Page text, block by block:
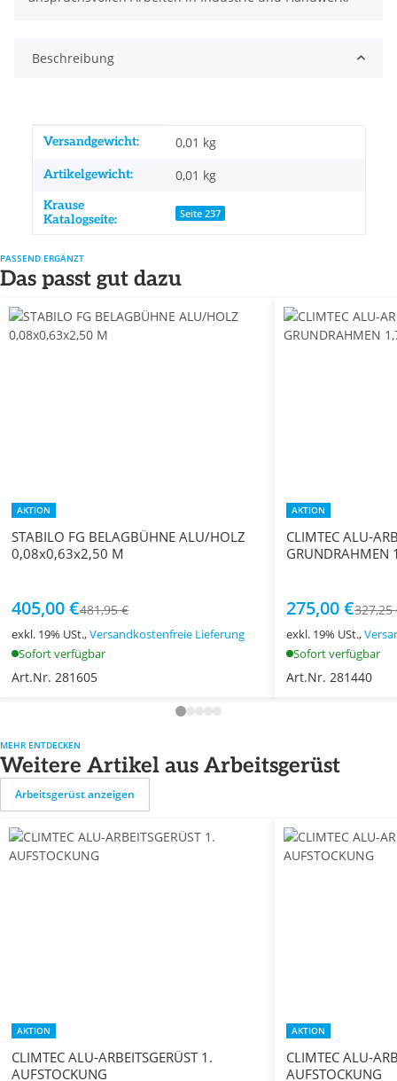
Beschreibung
Produkteigenschaft
Wert
Versandgewicht: 0,01 kg
Artikelgewicht: 0,01 kg
Krause
Katalogseite:
Seite 237
PASSEND ERGÄNZT
Das passt gut dazu
AKTION
STABILO FG BELAGBÜHNE ALU/HOLZ
0,08x0,63x2,50 M
405,00 €481,95 €
exkl. 19% USt.,Versandkostenfreie Lieferung
Sofort verfügbar
Art.Nr. 281605
AKTION
CLIMTEC ALU-
275,00 €327,25
exkl. 19% USt.,
Sofort verfügbar
Art.Nr. 281440
MEHR ENTDECKEN
Weitere Artikel aus Arbeitsgerüst
Arbeitsgerüst anzeigen
AKTION
CLIMTEC ALU-ARBEITSGERÜST 1.
AUFSTOCKUNG
AKTION
CLIMTEC ALU-
AUFSTOCKUNG